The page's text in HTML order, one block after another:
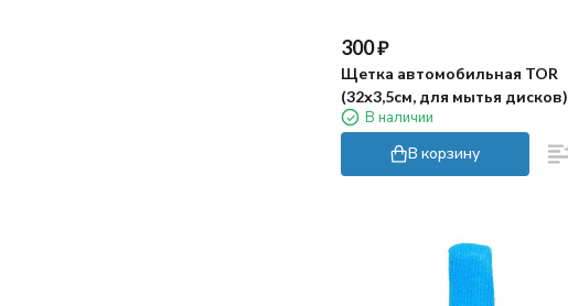
300₽
Щетка автомобильная TOR
(32х3,5см, для мытья дисков)
В наличии
В корзину